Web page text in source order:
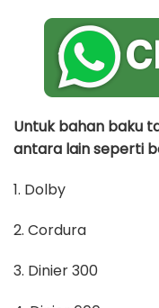
Untuk bahan baku
antara lain seperti
1. Dolby
2. Cordura
3. Dinier 300